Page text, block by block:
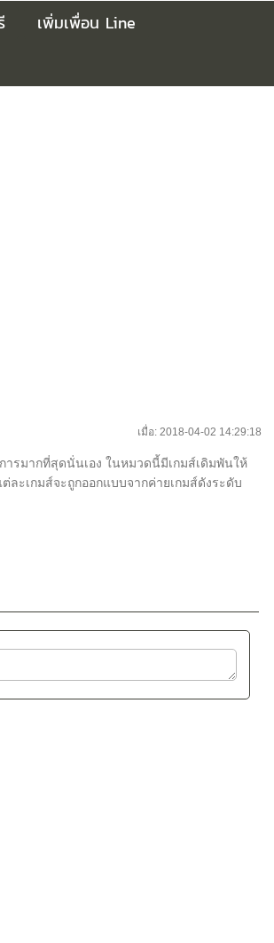
เพิ่มเพื่อน Line
เมื่อ: 2018-04-02 14:29:18
ารมากที่สุดนั่นเอง ในหมวดนี้มีเกมส์เดิมพันให้
ละเกมส์จะถูกออกแบบจากค่ายเกมส์ดังระดับ